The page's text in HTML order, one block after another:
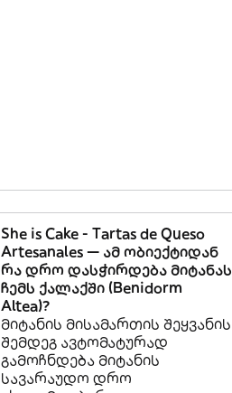
She is Cake - Tartas de Queso
Artesanales — ამ ობიექტიდან
რა დრო დასჭირდება მიტანას
ჩემს ქალაქში (Benidorm
Altea)?
მიტანის მისამართის შეყვანის
შემდეგ ავტომატურად
გამოჩნდება მიტანის
სავარაუდო დრო